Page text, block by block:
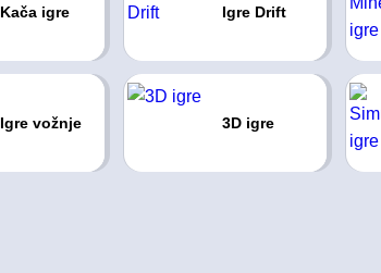
Kača igre Igre Drift
Igre vožnje 3D igre